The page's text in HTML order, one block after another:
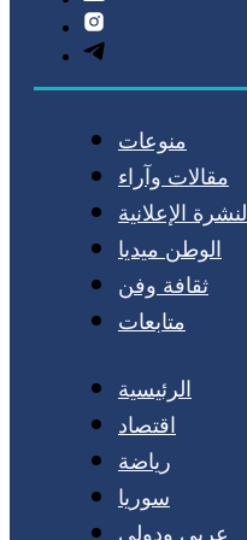
منوعات
مقالات وآراء
النشرة الإعلانية
الوطن ميديا
ثقافة وفن
متابعات
الرئيسية
اقتصاد
رياضة
سوريا
عربي ودولي